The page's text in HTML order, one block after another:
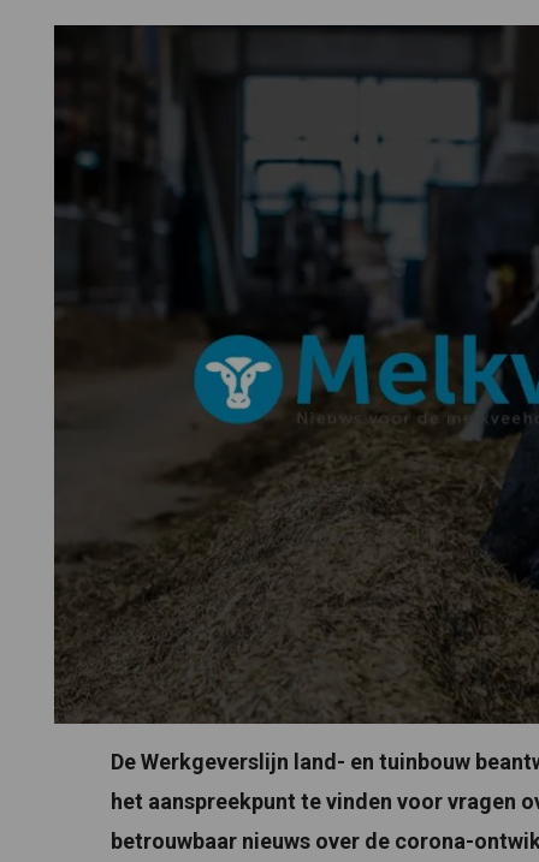
De Werkgeverslijn land- en tuinbouw
het aanspreekpunt te vinden voor vragen
betrouwbaar nieuws over de corona-